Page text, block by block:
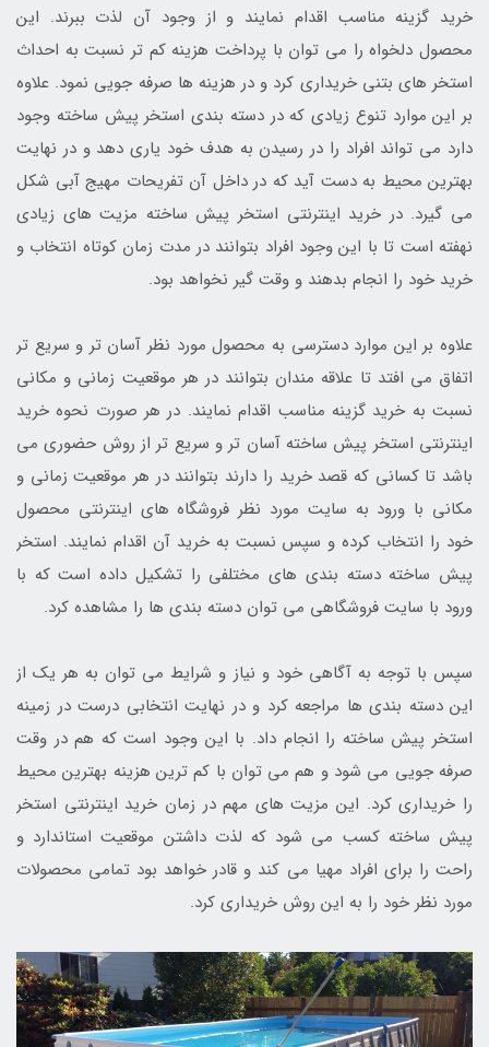
خرید گزینه مناسب اقدام نمایند و از وجود آن لذت ببرند. این
محصول دلخواه را می توان با پرداخت هزینه کم تر نسبت به احداث
استخر های بتنی خریداری کرد و در هزینه ها صرفه جویی نمود. علاوه
بر این موارد تنوع زیادی که در دسته بندی استخر پیش ساخته وجود
دارد می تواند افراد را در رسیدن به هدف خود یاری دهد و در نهایت
بهترین محیط به دست آید که در داخل آن تفریحات مهیج آبی شکل
می گیرد. در خرید اینترنتی استخر پیش ساخته مزیت های زیادی
نهفته است تا با این وجود افراد بتوانند در مدت زمان کوتاه انتخاب و
خرید خود را انجام بدهند و وقت گیر نخواهد بود.
علاوه بر این موارد دسترسی به محصول مورد نظر آسان تر و سریع تر
اتفاق می افتد تا علاقه مندان بتوانند در هر موقعیت زمانی و مکانی
نسبت به خرید گزینه مناسب اقدام نمایند. در هر صورت نحوه خرید
اینترنتی استخر پیش ساخته آسان تر و سریع تر از روش حضوری می
باشد تا کسانی که قصد خرید را دارند بتوانند در هر موقعیت زمانی و
مکانی با ورود به سایت مورد نظر فروشگاه های اینترنتی محصول
خود را انتخاب کرده و سپس نسبت به خرید آن اقدام نمایند. استخر
پیش ساخته دسته بندی های مختلفی را تشکیل داده است که با
ورود با سایت فروشگاهی می توان دسته بندی ها را مشاهده کرد.
سپس با توجه به آگاهی خود و نیاز و شرایط می توان به هر یک از
این دسته بندی ها مراجعه کرد و در نهایت انتخابی درست در زمینه
استخر پیش ساخته را انجام داد. با این وجود است که هم در وقت
صرفه جویی می شود و هم می توان با کم ترین هزینه بهترین محیط
را خریداری کرد. این مزیت های مهم در زمان خرید اینترنتی استخر
پیش ساخته کسب می شود که لذت داشتن موقعیت استاندارد و
راحت را برای افراد مهیا می کند و قادر خواهد بود تمامی محصولات
مورد نظر خود را به این روش خریداری کرد.